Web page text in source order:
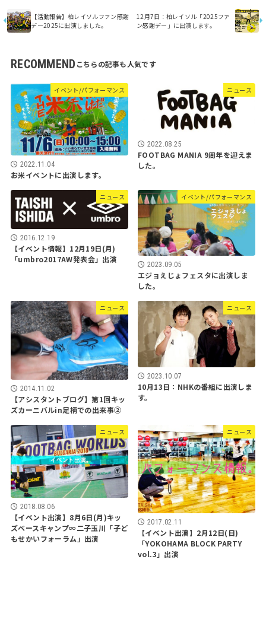
【活動報告】柏レイソルファン感謝
デー2025に出演しました。
12月7日：柏レイソル「2025ファ
ン感謝デー」に出演します。
RECOMMEND
イベント/パフォーマンス
2022.11.04
お米イベントに出演します。
ニュース
2022.08.25
FOOTBAG MANIA 9周年を迎えま
した。
ニュース
2016.12.19
【イベント情報】12月19日(月)
「umbro2017AW発表会」出演
イベント/パフォーマンス
2023.09.05
エジョえじょフェスタに出演しま
した。
ニュース
2014.11.02
【アシスタントブログ】第1回キッ
ズカーニバルin足柄での出来事②
ニュース
2023.10.07
10月13日：NHKの番組に出演しま
す。
ニュース
2018.08.06
【イベント出演】8月6日(月)キッ
ズベースキャンプ∞二子玉川「子ど
もせかいフォーラム」出演
ニュース
2017.02.11
【イベント出演】2月12日(日)
「YOKOHAMA BLOCK PARTY
vol.3」出演